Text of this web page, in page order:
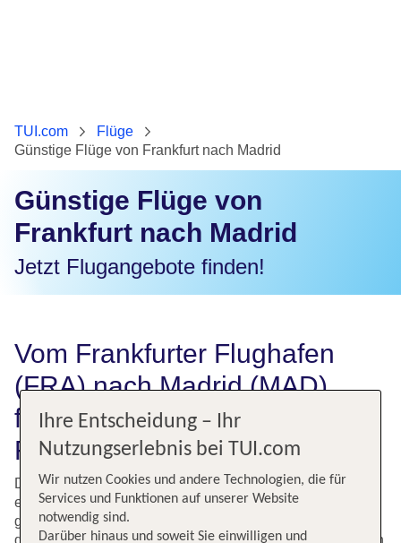
TUI.com
Flüge
Günstige Flüge von Frankfurt nach Madrid
Günstige Flüge von
Frankfurt nach Madrid
Jetzt Flugangebote finden!
Vom Frankfurter Flughafen
(FRA) nach Madrid (MAD)
fliegen: Mit TUI preiswerte
Flüge buchen und sparen
Die spanische Hauptstadt Madrid hat ihren Besuchern
einiges zu bieten und steht daher bei vielen Menschen
ganz oben auf der Wunschliste für einen Städtetrip. Es ist
die Vielfalt, die die Stadt ausmacht. Zu den bedeutendsten
Ihre Entscheidung – Ihr
Nutzungserlebnis bei TUI.com
Wir nutzen Cookies und andere Technologien, die für
Services und Funktionen auf unserer Website
notwendig sind.
Darüber hinaus und soweit Sie einwilligen und